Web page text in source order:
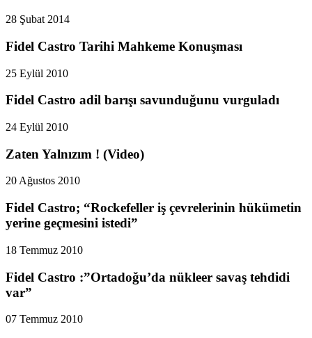
28 Şubat 2014
Fidel Castro Tarihi Mahkeme Konuşması
25 Eylül 2010
Fidel Castro adil barışı savunduğunu vurguladı
24 Eylül 2010
Zaten Yalnızım ! (Video)
20 Ağustos 2010
Fidel Castro; “Rockefeller iş çevrelerinin hükümetin
yerine geçmesini istedi”
18 Temmuz 2010
Fidel Castro :”Ortadoğu’da nükleer savaş tehdidi
var”
07 Temmuz 2010